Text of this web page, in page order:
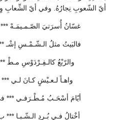
أيّ الشّعوبِ نِجارُهُ. وفي أيّ الشِّعابِ
غسّانُ أُسرَتيَ الصّـمـيمَـهْ
فالبَيتُ مثلُ الـشّـمْـسِ إشْـ
والرّبْعُ كالـفِـرْدَوْسِ مـطْ
واهـاً لـعـيْشٍ كـانَ لـي ***
أيّامَ أسْحَـبُ مُـطْـرَفـي ***
أخْتالُ فـي بُـردِ الـشّـبـا